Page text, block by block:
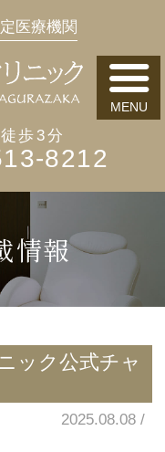
医療機関
歩3分
8212
情報
ック公式チャ
2025.08.08